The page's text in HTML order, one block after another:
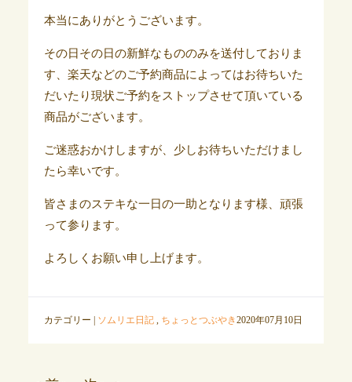
本当にありがとうございます。
その日その日の新鮮なもののみを送付しておりま
す、楽天などのご予約商品によってはお待ちいた
だいたり現状ご予約をストップさせて頂いている
商品がございます。
ご迷惑おかけしますが、少しお待ちいただけまし
たら幸いです。
皆さまのステキな一日の一助となります様、頑張
って参ります。
よろしくお願い申し上げます。
カテゴリー | ソムリエ日記, ちょっとつぶやき2020年07月10日